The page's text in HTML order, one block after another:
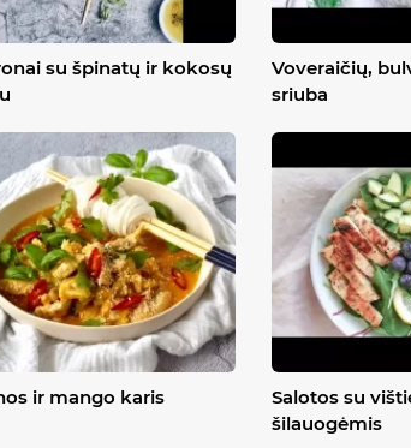
su špinatų ir kokosų
Voveraičių,
sriuba
ir mango karis
Salotos su
šilauogėmis